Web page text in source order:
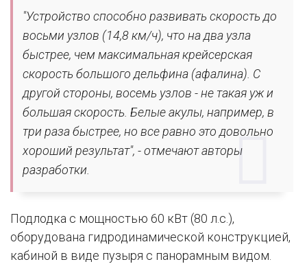
"Устройство способно развивать скорость до
восьми узлов (14,8 км/ч), что на два узла
быстрее, чем максимальная крейсерская
скорость большого дельфина (афалина). С
другой стороны, восемь узлов - не такая уж и
большая скорость. Белые акулы, например, в
три раза быстрее, но все равно это довольно
хороший результат", - отмечают авторы
разработки.
Подлодка с мощностью 60 кВт (80 л.с.),
оборудована гидродинамической конструкцией,
кабиной в виде пузыря с панорамным видом.